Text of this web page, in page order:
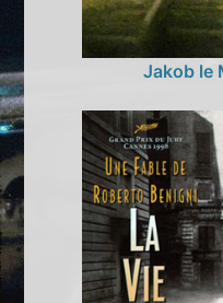
Jakob le